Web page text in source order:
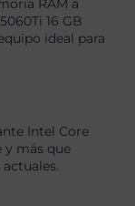
RAM a
16 GB
ideal para
Intel Core
y más que